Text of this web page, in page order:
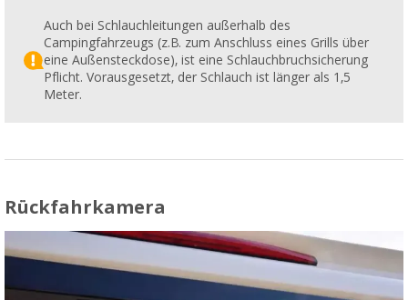
Auch bei Schlauchleitungen außerhalb des
Campingfahrzeugs (z.B. zum Anschluss eines Grills über
eine Außensteckdose), ist eine Schlauchbruchsicherung
Pflicht. Vorausgesetzt, der Schlauch ist länger als 1,5
Meter.
Rückfahrkamera